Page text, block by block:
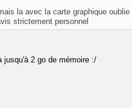
la avec la carte graphique
strictement personnel
jusqu'à 2 go de mémoire :/